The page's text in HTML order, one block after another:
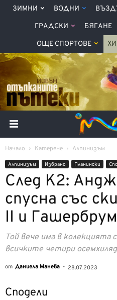
ЗИМНИ ВОДНИ
ГРАДСКИ БЯГАНЕ
ОЩЕ СПОРТОВЕ
Начало Катерене Алпинизъм
Алпинизъм Избрано Планински
След К2:
спусна със
II и
Той вече има в колекцията
всичките четири
от Даниела Манева - 28.07.2023
Сподели